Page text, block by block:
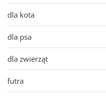
dla kota
dla psa
dla zwierząt
futra